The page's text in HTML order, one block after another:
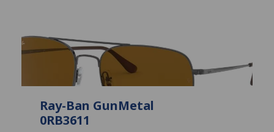
Ray-Ban GunMetal
0RB3611